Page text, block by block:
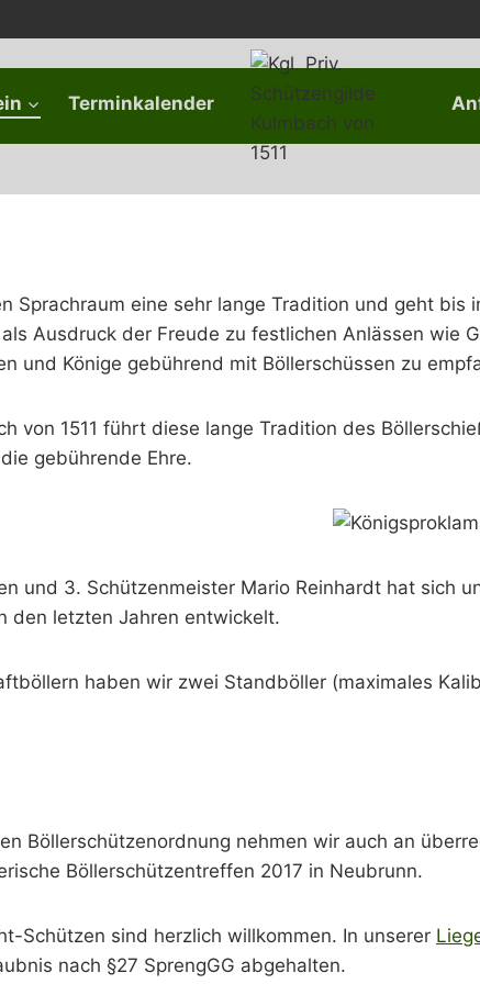
Terminkalender
Sprachraum eine sehr lange Tradition und geht
Ausdruck der Freude zu festlichen Anlässen wie
und Könige gebührend mit Böllerschüssen zu
von 1511 führt diese lange Tradition des
gebührende Ehre.
und 3. Schützenmeister Mario Reinhardt hat sich
den letzten Jahren entwickelt.
haben wir zwei Standböller (maximales
Böllerschützenordnung nehmen wir auch an
Böllerschützentreffen 2017 in Neubrunn.
Schützen sind herzlich willkommen. In unserer
nach §27 SprengGG abgehalten.